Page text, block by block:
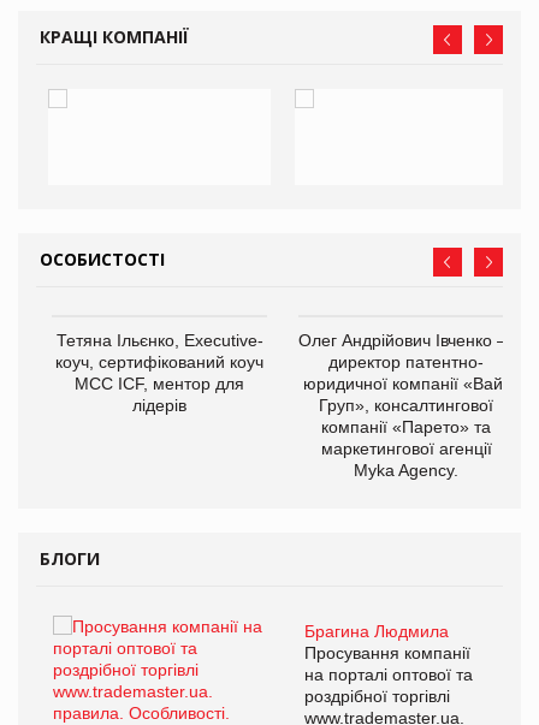
КРАЩІ КОМПАНІЇ
ОСОБИСТОСТІ
Тетяна Ільєнко, Executive-
коуч, сертифікований коуч
МСС ICF, ментор для
лідерів
Олег Андрійович Івченко —
директор патентно-
юридичної компанії «Вайз
Груп», консалтингової
компанії «Парето» та
маркетингової агенції
Myka Agency.
БЛОГИ
Брагина Людмила
Просування компанії
на порталі оптової та
роздрібної торгівлі
www.trademaster.ua.